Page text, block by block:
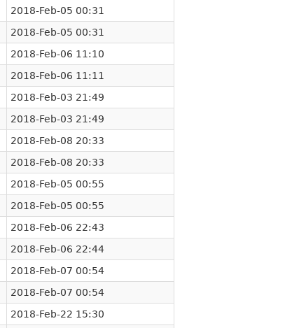
2018-Feb-05 00:31
2018-Feb-05 00:31
2018-Feb-06 11:10
2018-Feb-06 11:11
2018-Feb-03 21:49
2018-Feb-03 21:49
2018-Feb-08 20:33
2018-Feb-08 20:33
2018-Feb-05 00:55
2018-Feb-05 00:55
2018-Feb-06 22:43
2018-Feb-06 22:44
2018-Feb-07 00:54
2018-Feb-07 00:54
2018-Feb-22 15:30